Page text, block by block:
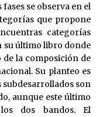
se observa en el
que propone
categorías
su último libro donde
de la composición de
Su planteo es
subdesarrollados son
aunque este último
dos bandos. El